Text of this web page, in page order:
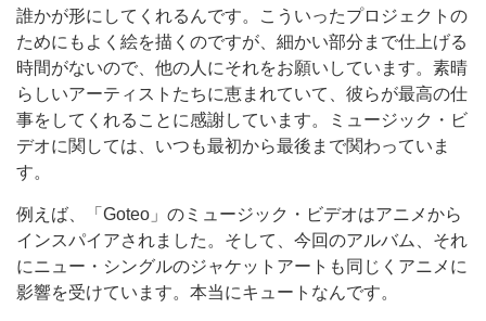
誰かが形にしてくれるんです。こういったプロジェクトの
ためにもよく絵を描くのですが、細かい部分まで仕上げる
時間がないので、他の人にそれをお願いしています。素晴
らしいアーティストたちに恵まれていて、彼らが最高の仕
事をしてくれることに感謝しています。ミュージック・ビ
デオに関しては、いつも最初から最後まで関わっていま
す。
例えば、「Goteo」のミュージック・ビデオはアニメから
インスパイアされました。そして、今回のアルバム、それ
にニュー・シングルのジャケットアートも同じくアニメに
影響を受けています。本当にキュートなんです。